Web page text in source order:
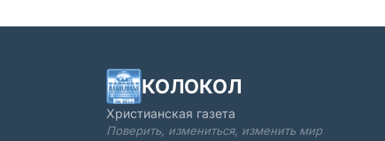
КОЛОКОЛ
Христианская газета
Поверить, измениться, изменить мир